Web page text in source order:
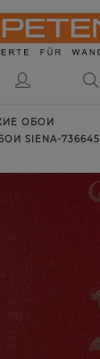
ОБОИ
SIENA-736645